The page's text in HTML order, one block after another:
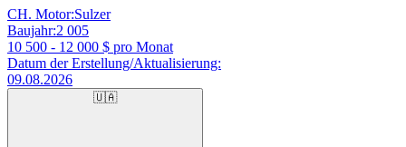
CH. Motor:Sulzer
Baujahr:2 005
10 500 - 12 000 $ pro Monat
Datum der Erstellung/Aktualisierung:
09.08.2026
🇺🇦